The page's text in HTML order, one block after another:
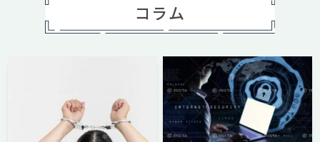
コラム